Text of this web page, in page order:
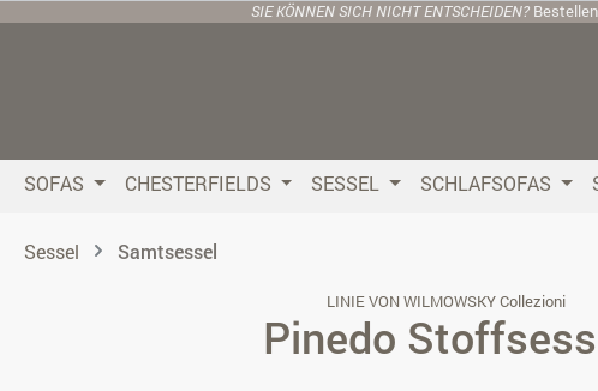
Hauptinhalt springen
Zur Suche springen
Zur Hauptnavigation springen
SIE KÖNNEN SICH NICHT ENTSCHEIDEN?
SOFAS CHESTERFIELDS SESSEL SCHLAFSOFAS
Sessel Samtsessel
LINIE VON WILMOWSKY Collezioni
Pinedo